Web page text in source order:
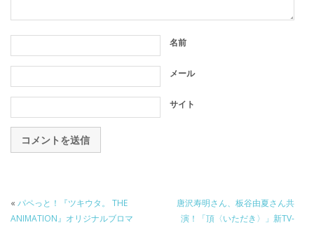
名前
メール
サイト
« パペっと！『ツキウタ。 THE
ANIMATION』オリジナルブロマ
唐沢寿明さん、板谷由夏さん共
演！「頂〈いただき〉」新TV-